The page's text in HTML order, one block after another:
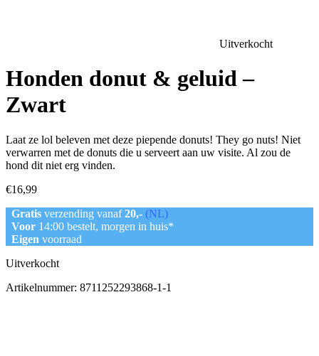
Uitverkocht
Honden donut & geluid –
Zwart
Laat ze lol beleven met deze piepende donuts! They go nuts! Niet
verwarren met de donuts die u serveert aan uw visite. Al zou de
hond dit niet erg vinden.
€16,99
Gratis verzending vanaf20,- (NL)
Voor 14:00 bestelt, morgen in huis*
Eigen voorraad
Uitverkocht
Artikelnummer: 8711252293868-1-1